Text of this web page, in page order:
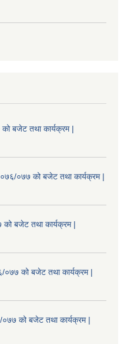
बजेट तथा कार्यक्रम |
०७७ को बजेट तथा कार्यक्रम |
को बजेट तथा कार्यक्रम |
०७७ को बजेट तथा कार्यक्रम |
०७७ को बजेट तथा कार्यक्रम |